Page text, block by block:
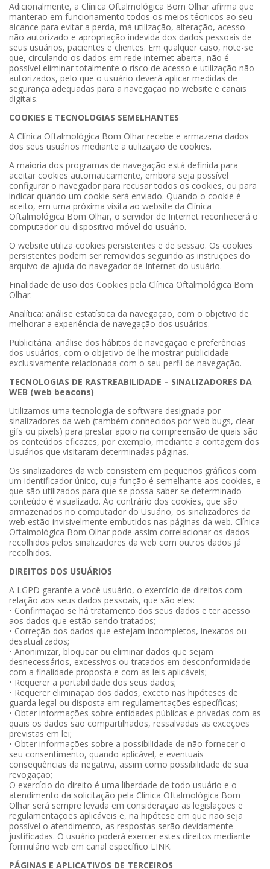
Adicionalmente, a Clínica Oftalmológica Bom Olhar afirma que
manterão em funcionamento todos os meios técnicos ao seu
alcance para evitar a perda, má utilização, alteração, acesso
não autorizado e apropriação indevida dos dados pessoais de
seus usuários, pacientes e clientes. Em qualquer caso, note-se
que, circulando os dados em rede internet aberta, não é
possível eliminar totalmente o risco de acesso e utilização não
autorizados, pelo que o usuário deverá aplicar medidas de
segurança adequadas para a navegação no website e canais
digitais.
COOKIES E TECNOLOGIAS SEMELHANTES
A Clínica Oftalmológica Bom Olhar recebe e armazena dados
dos seus usuários mediante a utilização de cookies.
A maioria dos programas de navegação está definida para
aceitar cookies automaticamente, embora seja possível
configurar o navegador para recusar todos os cookies, ou para
indicar quando um cookie será enviado. Quando o cookie é
aceito, em uma próxima visita ao website da Clínica
Oftalmológica Bom Olhar, o servidor de Internet reconhecerá o
computador ou dispositivo móvel do usuário.
O website utiliza cookies persistentes e de sessão. Os cookies
persistentes podem ser removidos seguindo as instruções do
arquivo de ajuda do navegador de Internet do usuário.
Finalidade de uso dos Cookies pela Clínica Oftalmológica Bom
Olhar:
Analítica: análise estatística da navegação, com o objetivo de
melhorar a experiência de navegação dos usuários.
Publicitária: análise dos hábitos de navegação e preferências
dos usuários, com o objetivo de lhe mostrar publicidade
exclusivamente relacionada com o seu perfil de navegação.
TECNOLOGIAS DE RASTREABILIDADE – SINALIZADORES DA
WEB (web beacons)
Utilizamos uma tecnologia de software designada por
sinalizadores da web (também conhecidos por web bugs, clear
gifs ou pixels) para prestar apoio na compreensão de quais são
os conteúdos eficazes, por exemplo, mediante a contagem dos
Usuários que visitaram determinadas páginas.
Os sinalizadores da web consistem em pequenos gráficos com
um identificador único, cuja função é semelhante aos cookies, e
que são utilizados para que se possa saber se determinado
conteúdo é visualizado. Ao contrário dos cookies, que são
armazenados no computador do Usuário, os sinalizadores da
web estão invisivelmente embutidos nas páginas da web. Clínica
Oftalmológica Bom Olhar pode assim correlacionar os dados
recolhidos pelos sinalizadores da web com outros dados já
recolhidos.
DIREITOS DOS USUÁRIOS
A LGPD garante a você usuário, o exercício de direitos com
relação aos seus dados pessoais, que são eles:
• Confirmação se há tratamento dos seus dados e ter acesso
aos dados que estão sendo tratados;
• Correção dos dados que estejam incompletos, inexatos ou
desatualizados;
• Anonimizar, bloquear ou eliminar dados que sejam
desnecessários, excessivos ou tratados em desconformidade
com a finalidade proposta e com as leis aplicáveis;
• Requerer a portabilidade dos seus dados;
• Requerer eliminação dos dados, exceto nas hipóteses de
guarda legal ou disposta em regulamentações específicas;
• Obter informações sobre entidades públicas e privadas com as
quais os dados são compartilhados, ressalvadas as exceções
previstas em lei;
• Obter informações sobre a possibilidade de não fornecer o
seu consentimento, quando aplicável, e eventuais
consequências da negativa, assim como possibilidade de sua
revogação;
O exercício do direito é uma liberdade de todo usuário e o
atendimento da solicitação pela Clínica Oftalmológica Bom
Olhar será sempre levada em consideração as legislações e
regulamentações aplicáveis e, na hipótese em que não seja
possível o atendimento, as respostas serão devidamente
justificadas. O usuário poderá exercer estes direitos mediante
formulário web em canal específico LINK.
PÁGINAS E APLICATIVOS DE TERCEIROS